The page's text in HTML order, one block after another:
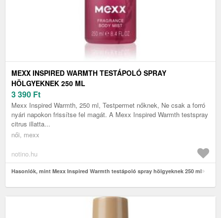
MEXX INSPIRED WARMTH TESTÁPOLÓ SPRAY
HÖLGYEKNEK 250 ML
3 390 Ft
Mexx Inspired Warmth, 250 ml, Testpermet nőknek, Ne csak a forró
nyári napokon frissítse fel magát. A Mexx Inspired Warmth testspray
citrus illatta...
női, mexx
notino.hu
Hasonlók, mint Mexx Inspired Warmth testápoló spray hölgyeknek 250 ml